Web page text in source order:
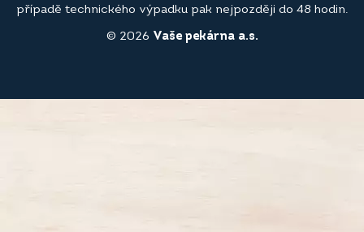
© 2026 Vaše pekárna a.s.
případě technického výpadku pak nejpozději do 48 hodin.